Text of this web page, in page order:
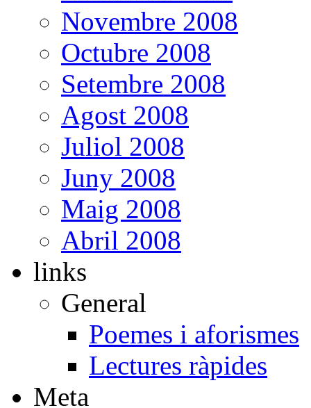
Novembre 2008
Octubre 2008
Setembre 2008
Agost 2008
Juliol 2008
Juny 2008
Maig 2008
Abril 2008
links
General
Poemes i aforismes
Lectures ràpides
Meta